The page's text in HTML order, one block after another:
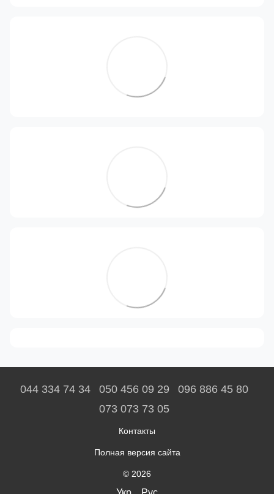
044 334 74 34 050 456 09 29
096 886 45 80
073 073 73 05
Контакты
Полная версия сайта
© 2026